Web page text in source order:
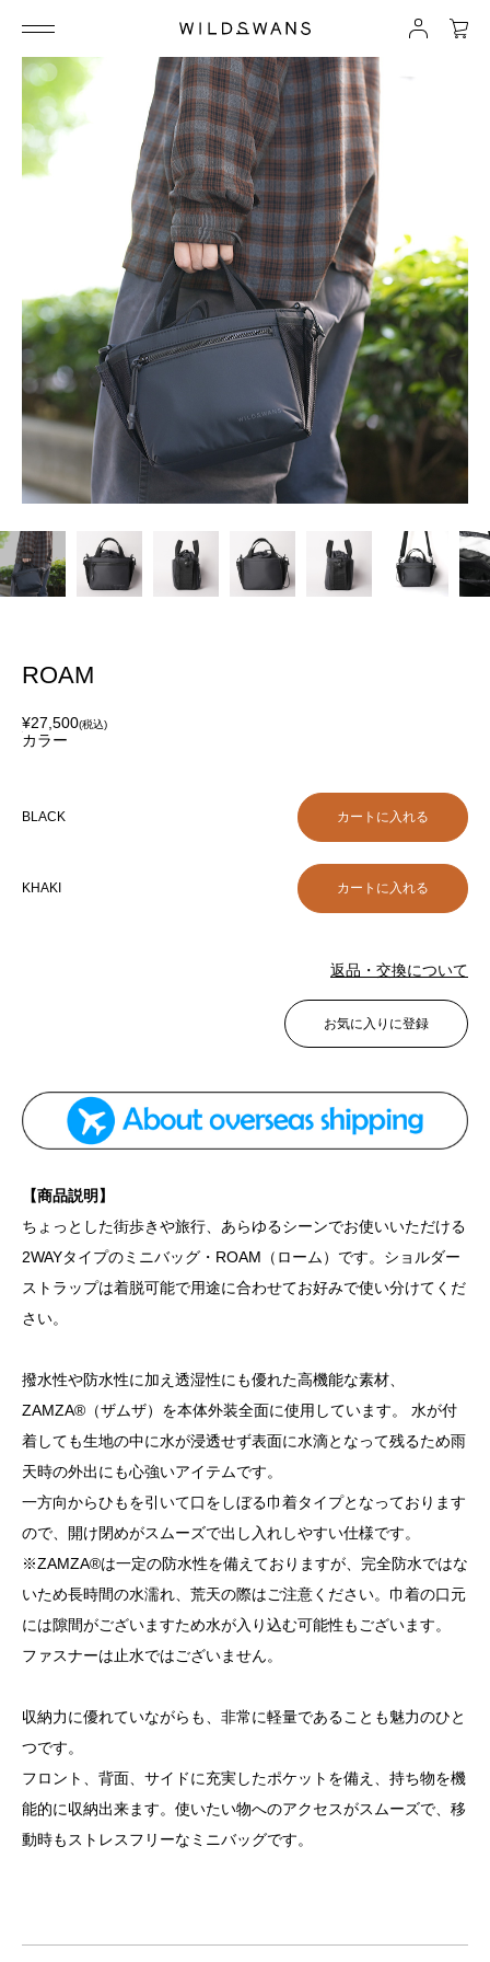
ROAM
¥27,500(税込)
カラー
BLACK
KHAKI
返品・交換について
お気に入りに登録
【商品説明】
ちょっとした街歩きや旅行、あらゆるシーンでお使いいただける
2WAYタイプのミニバッグ・ROAM（ローム）です。ショルダー
ストラップは着脱可能で用途に合わせてお好みで使い分けてくだ
さい。
撥水性や防水性に加え透湿性にも優れた高機能な素材、
ZAMZA®（ザムザ）を本体外装全面に使用しています。 水が付
着しても生地の中に水が浸透せず表面に水滴となって残るため雨
天時の外出にも心強いアイテムです。
一方向からひもを引いて口をしぼる巾着タイプとなっております
ので、開け閉めがスムーズで出し入れしやすい仕様です。
※ZAMZA®は一定の防水性を備えておりますが、完全防水ではな
いため長時間の水濡れ、荒天の際はご注意ください。巾着の口元
には隙間がございますため水が入り込む可能性もございます。
ファスナーは止水ではございません。
収納力に優れていながらも、非常に軽量であることも魅力のひと
つです。
フロント、背面、サイドに充実したポケットを備え、持ち物を機
能的に収納出来ます。使いたい物へのアクセスがスムーズで、移
動時もストレスフリーなミニバッグです。